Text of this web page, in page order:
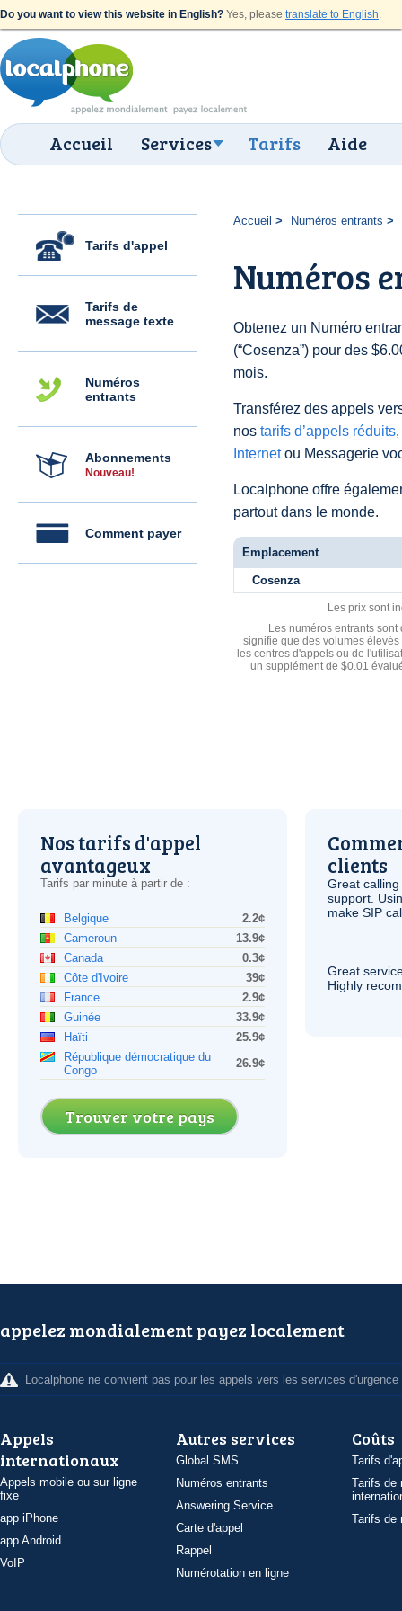
Do you want to view this website in English? Yes, please translate to English.
Accueil Services Tarifs Aide
Tarifs d'appel
Tarifs de
message texte
Numéros
entrants
Abonnements
Nouveau!
Comment payer
Accueil Numéros entrants
Numéros
Obtenez un Numéro
(“Cosenza”) pour des
mois.
Transférez des appels
nos tarifs d’appels réduits
Internetou Messagerie
Localphone offre
partout dans le monde.
Emplacement
Cosenza
Les prix sont
Les numéros entrants
signifie que des volumes
les centres d'appels ou de
un supplément de $0.01
Nos tarifs d'appel
avantageux
Tarifs par minute à partir de :
Belgique
2.2¢
Cameroun
13.9¢
Canada
0.3¢
Côte d'Ivoire
39¢
France
2.9¢
Guinée
33.9¢
Haïti
25.9¢
République démocratique du
Congo
26.9¢
Trouver votre pays
clients
Great
support.
make SIP
Great
Highly
appelez mondialement payez localement
Localphone ne convient pas pour les appels vers les services d'urgence
Appels
internationaux
Appels mobile ou sur ligne
fixe
app iPhone
app Android
VoIP
Autres services
Global SMS
Numéros entrants
Answering Service
Carte d'appel
Rappel
Numérotation en ligne
Coûts
Tarifs
Tarifs de
Tarifs de